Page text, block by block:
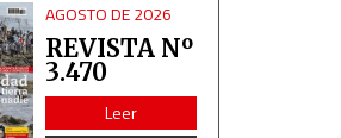
AGOSTO DE 2026
REVISTA Nº
3.470
Leer